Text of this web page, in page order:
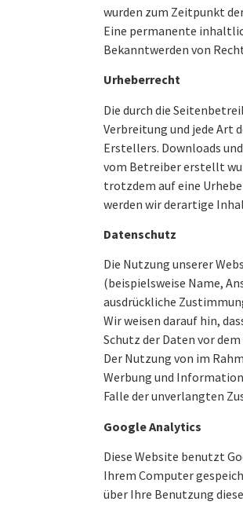
wurden zum Zeitpunkt
Eine permanente
Bekanntwerden von
Urheberrecht
Die durch die
Verbreitung und jede Art
Erstellers. Downloads
vom Betreiber erstellt
trotzdem auf eine
werden wir derartige
Datenschutz
Die Nutzung unserer
(beispielsweise Name,
ausdrückliche
Wir weisen darauf hin,
Schutz der Daten vor
Der Nutzung von im
Werbung und
Falle der unverlangten
Google Analytics
Diese Website benutzt
Ihrem Computer
über Ihre Benutzung